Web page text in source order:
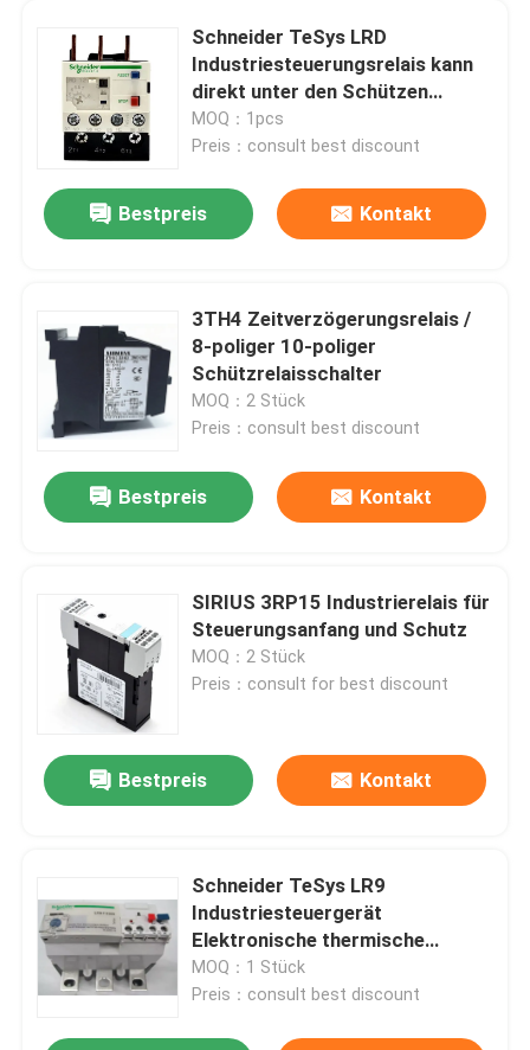
Schneider TeSys LRD
Industriesteuerungsrelais kann
direkt unter den Schützen
montiert werden
MOQ：1pcs
Preis：consult best discount
Bestpreis Kontakt
3TH4 Zeitverzögerungsrelais /
8-poliger 10-poliger
Schützrelaisschalter
MOQ：2 Stück
Preis：consult best discount
Bestpreis Kontakt
SIRIUS 3RP15 Industrierelais für
Steuerungsanfang und Schutz
MOQ：2 Stück
Preis：consult for best discount
Bestpreis Kontakt
Schneider TeSys LR9
Industriesteuergerät
Elektronische thermische
Überlast LR9F Motor Strater
MOQ：1 Stück
Preis：consult best discount